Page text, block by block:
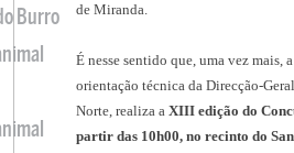
de Miranda.
É nesse sentido que, uma vez
orientação técnica da Direcção-
Norte, realiza a XIII edição do
partir das 10h00, no recinto do
Burro